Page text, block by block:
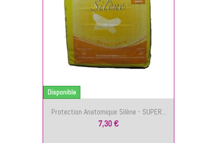
Protection Anatomique Silène - SUPER...
7,30 €
Disponible